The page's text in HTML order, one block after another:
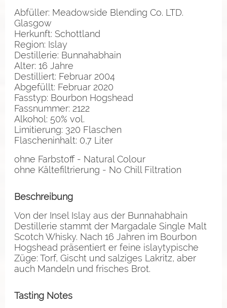
Abfüller: Meadowside Blending Co. LTD.
Glasgow
Herkunft: Schottland
Region: Islay
Destillerie: Bunnahabhain
Alter: 16 Jahre
Destilliert: Februar 2004
Abgefüllt: Februar 2020
Fasstyp: Bourbon Hogshead
Fassnummer: 2122
Alkohol: 50% vol.
Limitierung: 320 Flaschen
Flascheninhalt: 0,7 Liter
ohne Farbstoff - Natural Colour
ohne Kältefiltrierung - No Chill Filtration
Beschreibung
Von der Insel Islay aus der Bunnahabhain
Destillerie stammt der Margadale Single Malt
Scotch Whisky. Nach 16 Jahren im Bourbon
Hogshead präsentiert er feine islaytypische
Züge: Torf, Gischt und salziges Lakritz, aber
auch Mandeln und frisches Brot.
Tasting Notes